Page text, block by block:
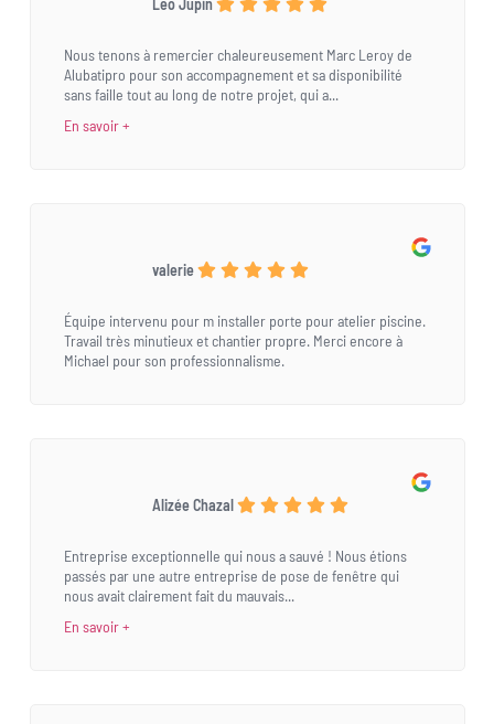
Leo Jupin
Nous tenons à remercier chaleureusement Marc Leroy de
Alubatipro pour son accompagnement et sa disponibilité
sans faille tout au long de notre projet, qui a...
En savoir +
valerie
Équipe intervenu pour m installer porte pour atelier piscine.
Travail très minutieux et chantier propre. Merci encore à
Michael pour son professionnalisme.
Alizée Chazal
Entreprise exceptionnelle qui nous a sauvé ! Nous étions
passés par une autre entreprise de pose de fenêtre qui
nous avait clairement fait du mauvais...
En savoir +